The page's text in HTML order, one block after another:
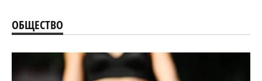
ОБЩЕСТВО